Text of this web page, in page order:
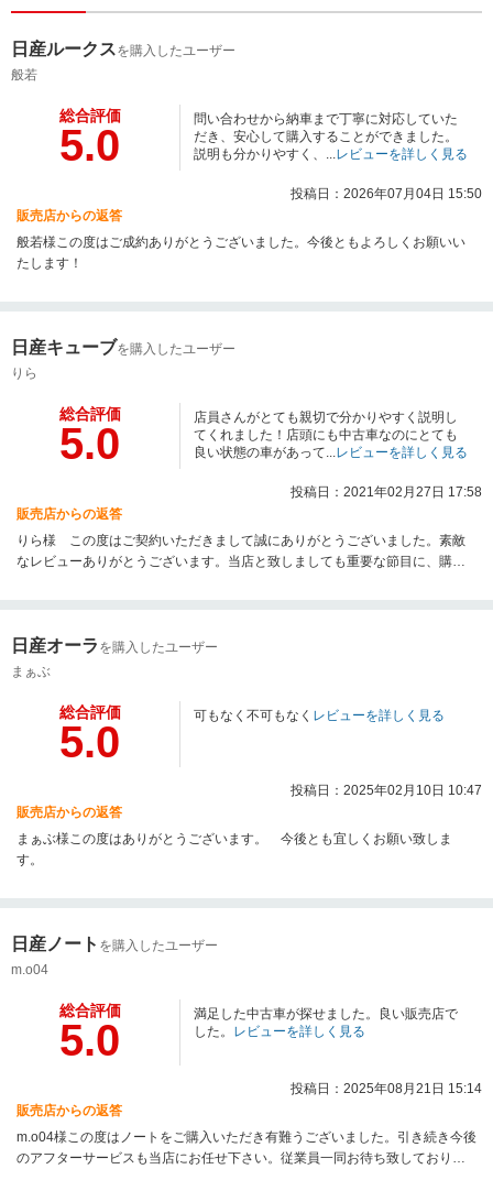
日産ルークスを購入したユーザー
般若
総合評価
5.0
問い合わせから納車まで丁寧に対応していた
だき、安心して購入することができました。
説明も分かりやすく、...レビューを詳しく見る
投稿日：2026年07月04日 15:50
販売店からの返答
般若様この度はご成約ありがとうございました。今後ともよろしくお願いい
たします！
日産キューブを購入したユーザー
りら
総合評価
5.0
店員さんがとても親切で分かりやすく説明し
てくれました！店頭にも中古車なのにとても
良い状態の車があって...レビューを詳しく見る
投稿日：2021年02月27日 17:58
販売店からの返答
りら様 この度はご契約いただきまして誠にありがとうございました。素敵
なレビューありがとうございます。当店と致しましても重要な節目に、購入
ーをしっかりとさせて頂きますので、これからもよろしくお願い致します。
日産オーラ を購入したユーザー
まぁぶ
総合評価
5.0
可もなく不可もなく レビューを詳しく見る
投稿日：2025年02月10日 10:47
販売店からの返答
まぁぶ様この度はありがとうございます。 今後とも宜しくお願い致しま
す。
日産ノート を購入したユーザー
m.o04
総合評価
5.0
満足した中古車が探せました。良い販売店で
した。 レビューを詳しく見る
投稿日：2025年08月21日 15:14
販売店からの返答
m.o04様この度はノートをご購入いただき有難うございました。引き続き今後
のアフターサービスも当店にお任せ下さい。従業員一同お待ち致しておりま